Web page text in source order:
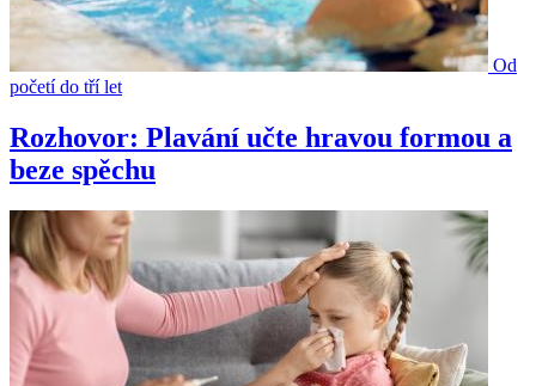
Od
početí do tří let
Rozhovor: Plavání učte hravou formou a
beze spěchu